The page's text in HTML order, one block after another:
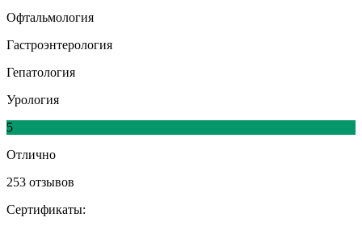
Офтальмология
Гастроэнтерология
Гепатология
Урология
5
Отлично
253 отзывов
Сертификаты: